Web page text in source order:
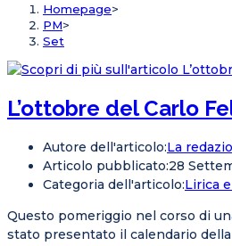
Homepage>
PM>
Set
L’ottobre del Carlo
Autore dell'articolo:La
Articolo pubblicato:28
Categoria dell'articolo:Lirica
Questo pomeriggio nel corso di
stato presentato il calendario